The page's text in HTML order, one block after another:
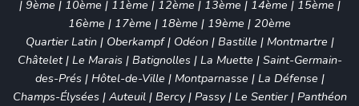
| 9ème | 10ème | 11ème | 12ème | 13ème | 14ème | 15ème |
16ème | 17ème | 18ème | 19ème | 20ème
Quartier Latin| Oberkampf| Odéon| Bastille | Montmartre |
Châtelet| Le Marais| Batignolles| La Muette | Saint-Germain-
des-Prés| Hôtel-de-Ville | Montparnasse | La Défense |
Champs-Élysées| Auteuil| Bercy| Passy| Le Sentier| Panthéon